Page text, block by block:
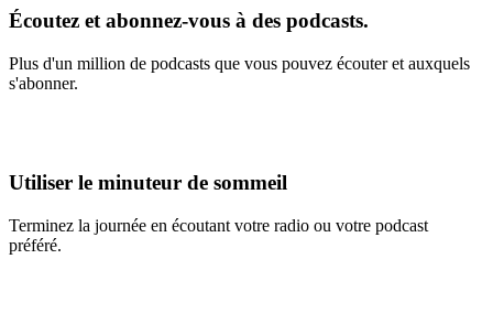
Écoutez et abonnez-vous à des podcasts.
Plus d'un million de podcasts que vous pouvez écouter et auxquels
s'abonner.
Utiliser le minuteur de sommeil
Terminez la journée en écoutant votre radio ou votre podcast
préféré.